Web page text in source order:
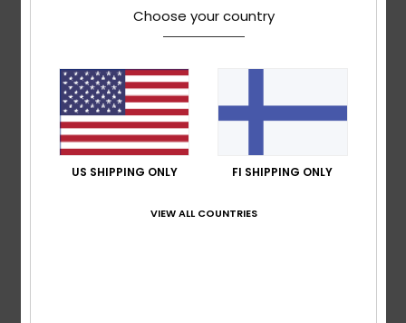
Comfort: 5/5 Value for money
Material: 5/5 Color: 5/5
I recommend this product
5
Choose your country
US SHIPPING ONLY FI SHIPPING ONLY
VIEW ALL COUNTRIES